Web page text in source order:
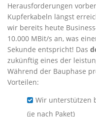
Herausforderungen
Kupferkabeln längst
wir bereits heute
10.000 MBit/s an, was
Sekunde entspricht! Das
zukünftig eines der
Während der Bauphase
Vorteilen:
Wir unterstützen
(je nach Paket)